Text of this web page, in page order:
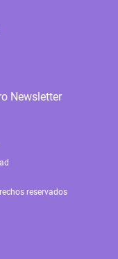
Newsletter
reservados